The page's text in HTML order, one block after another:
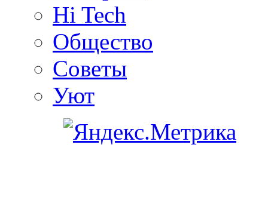
Hi Tech
Общество
Советы
Уют